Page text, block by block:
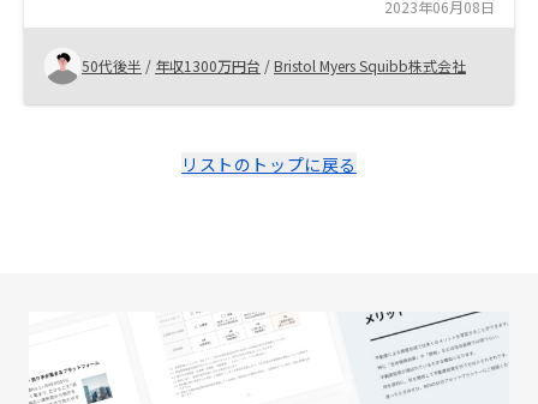
毎月の住宅ローン支払い額とほぼ同額で投資を開始し
た。 リスク管理、将来的な収支見込みなどの説明で納得
できたためこちらからの購入に至った。 アプリでの一括
管理で煩雑さもなく、高額所得者で投資余力がある方に
は良い選択肢かと思う。
2023年06月08日
50代後半 / 年収1300万円台 /Bristol Myers Squibb株式会社
リストのトップに戻る